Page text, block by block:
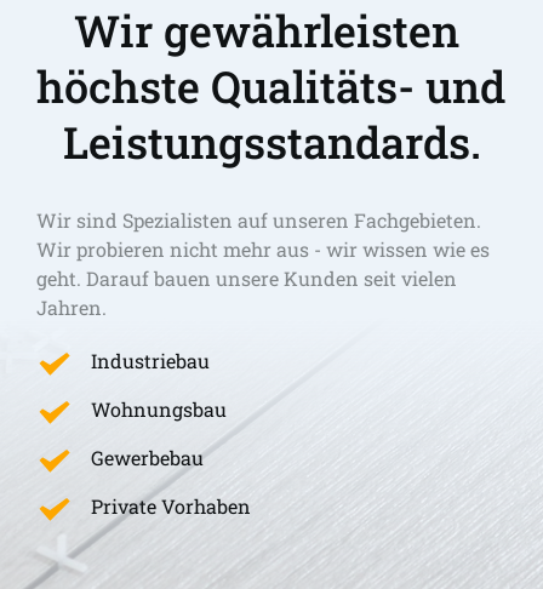
Wir gewährleisten
höchste Qualitäts- und
Leistungsstandards.
Wir sind Spezialisten auf unseren Fachgebieten.
Wir probieren nicht mehr aus - wir wissen wie es
geht. Darauf bauen unsere Kunden seit vielen
Jahren.
Industriebau
Wohnungsbau
Gewerbebau
Private Vorhaben